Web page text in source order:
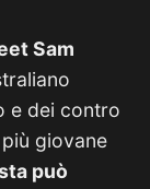
Sam
e dei contro
giovane
può